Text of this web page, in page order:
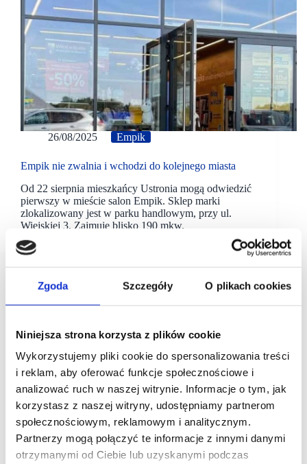
Zgoda Szczegóły O plikach cookies
Niniejsza strona korzysta z plików cookie
Wykorzystujemy pliki cookie do spersonalizowania treści
i reklam, aby oferować funkcje społecznościowe i
analizować ruch w naszej witrynie. Informacje o tym, jak
korzystasz z naszej witryny, udostępniamy partnerom
społecznościowym, reklamowym i analitycznym.
Partnerzy mogą połączyć te informacje z innymi danymi
otrzymanymi od Ciebie lub uzyskanymi podczas
26/08/2025 Empik
Empik nie zwalnia i wchodzi do kolejnego miasta
Od 22 sierpnia mieszkańcy Ustronia mogą odwiedzić
pierwszy w mieście salon Empik. Sklep marki
zlokalizowany jest w parku handlowym, przy ul.
Wiejskiej 3. Zajmuje blisko 190 mkw.